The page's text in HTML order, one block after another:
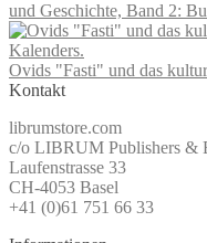
und Geschichte, Band 2:
Ovids "Fasti" und das
Kontakt
librumstore.com
c/o LIBRUM Publishers &
Laufenstrasse 33
CH-4053 Basel
+41 (0)61 751 66 33